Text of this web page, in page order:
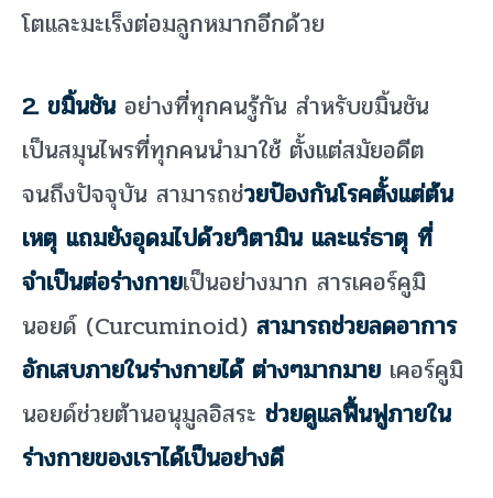
โตและมะเร็งต่อมลูกหมากอีกด้วย
2. ขมิ้นชัน อย่างที่ทุกคนรู้กัน สำหรับขมิ้นชัน
เป็นสมุนไพรที่ทุกคนนำมาใช้ ตั้งแต่สมัยอดีต
จนถึงปัจจุบัน สามารถช่วยป้องกันโรคตั้งแต่ต้น
เหตุ แถมยังอุดมไปด้วยวิตามิน และแร่ธาตุ ที่
จำเป็นต่อร่างกายเป็นอย่างมาก สารเคอร์คูมิ
นอยด์ (Curcuminoid) สามารถช่วยลดอาการ
อักเสบภายในร่างกายได้ ต่างๆมากมาย เคอร์คูมิ
นอยด์ช่วยต้านอนุมูลอิสระ ช่วยดูแลฟื้นฟูภายใน
ร่างกายของเราได้เป็นอย่างดี